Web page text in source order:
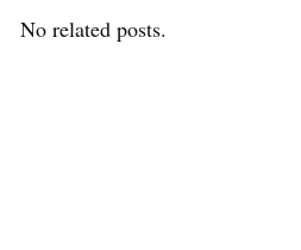
No related posts.